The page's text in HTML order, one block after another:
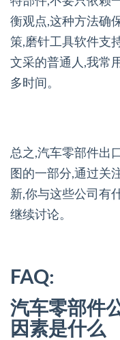
衡观点,这种方法确
策,磨针工具软件支
文采的普通人,我常
多时间。
总之,汽车零部件出
图的一部分,通过关
新,你与这些公司有
继续讨论。
FAQ:
汽车零部件
因素是什么